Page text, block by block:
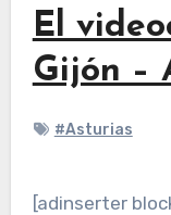
El
Gijón –
#Asturias
[adinserter